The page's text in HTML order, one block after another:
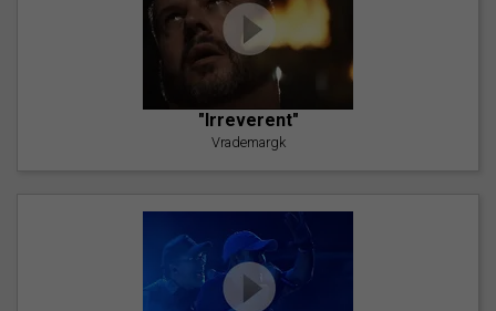
"Irreverent"
Vrademargk